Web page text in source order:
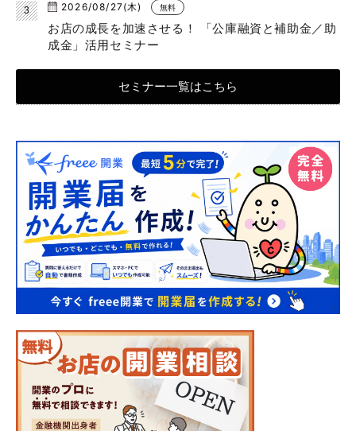
2026/08/27(木) 無料
お店の成長を加速させる！ 「公庫融資と補助金／助
成金」活用セミナー
セミナー一覧はこちら